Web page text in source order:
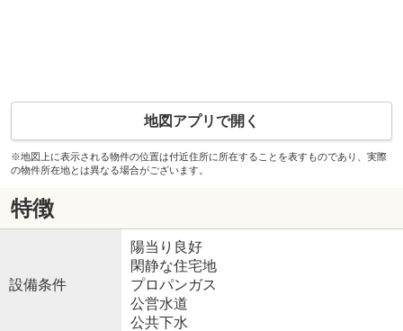
地図アプリで開く
※地図上に表示される物件の位置は付近住所に所在することを表すものであり、実際
の物件所在地とは異なる場合がございます。
特徴
設備条件
陽当り良好
閑静な住宅地
プロパンガス
公営水道
公共下水